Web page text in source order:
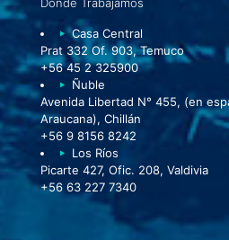
Casa Central
Prat 332 Of. 903, Temuco
+56 45 2 325900
Ñuble
Avenida Libertad N° 455, (en
Araucana), Chillán
+56 9 8156 8242
Los Ríos
Picarte 427, Ofic. 208, Valdivia
+56 63 227 7340